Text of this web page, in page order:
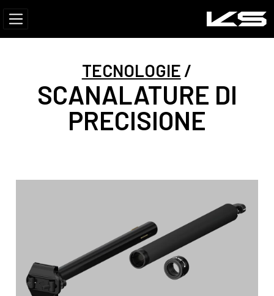
TECNOLOGIE
SCANALATURE DI
PRECISIONE